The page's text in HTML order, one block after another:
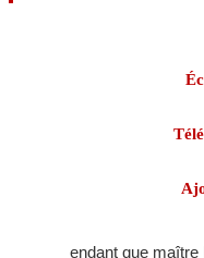
endant que